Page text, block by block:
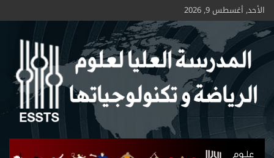
الأحد, أغسطس 9, 2026
ESSTS